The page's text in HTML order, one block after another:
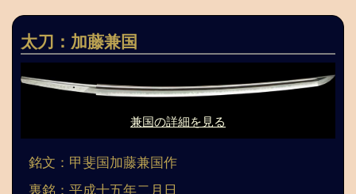
太刀：加藤兼国
兼国の詳細を見る
銘文：甲斐国加藤兼国作
裏銘：平成十五年二月日